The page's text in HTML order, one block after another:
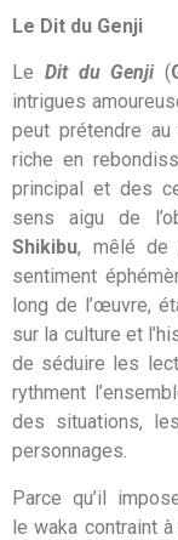
Le Dit du Genji
Le Dit du Genji (
intrigues
peut prétendre
riche en
principal et des
sens aigu de
Shikibu, mêlé de
sentiment
long de l’œuvre,
sur la culture et
de séduire les
rythment
des situations,
personnages.
Parce qu’il
lewaka contraint